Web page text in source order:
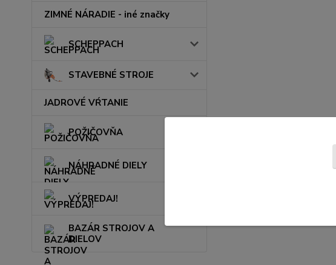
ZIMNÉ NÁRADIE - iné značky
SCHEPPACH
STAVEBNÉ STROJE
JADROVÉ VŔTANIE
POŽIČOVŇA
NÁHRADNÉ DIELY
VÝPREDAJ!
BAZÁR STROJOV A
DIELOV